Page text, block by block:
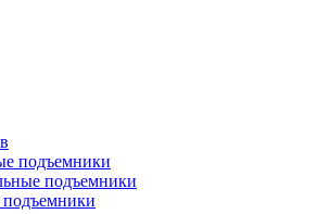
подъемники
подъемники